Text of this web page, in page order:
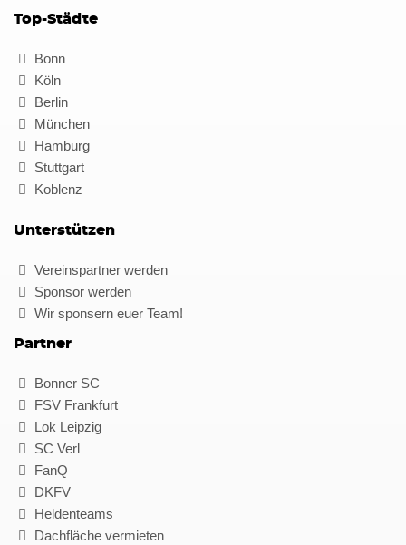
Top-Städte
Bonn
Köln
Berlin
München
Hamburg
Stuttgart
Koblenz
Unterstützen
Vereinspartner werden
Sponsor werden
Wir sponsern euer Team!
Partner
Bonner SC
FSV Frankfurt
Lok Leipzig
SC Verl
FanQ
DKFV
Heldenteams
Dachfläche vermieten